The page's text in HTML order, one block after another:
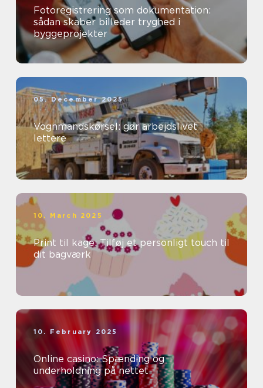
Fotoregistrering som dokumentation:
sådan skaber billeder tryghed i
byggeprojekter
05. December 2025
Vognmandskørsel: gør arbejdslivet
lettere
10. March 2025
Print til kage: Tilføj et personligt touch til
dit bagværk
10. February 2025
Online casino: Spænding og
underholdning på nettet